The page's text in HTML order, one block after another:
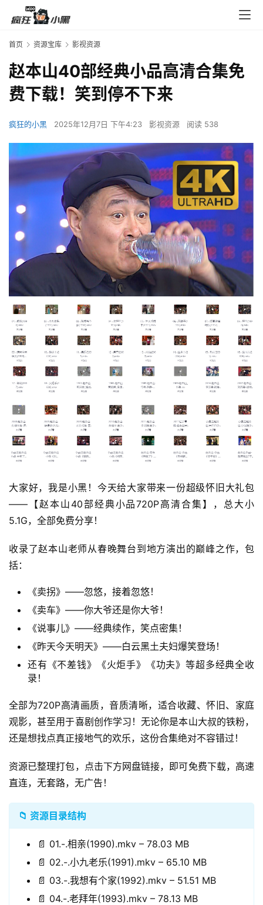
首页 资源宝库 影视资源
赵本山40部经典小品高清合集免
费下载！笑到停不下来
疯狂的小黑 2025年12月7日 下午4:23 影视资源 阅读 538
大家好，我是小黑！今天给大家带来一份超级怀旧大礼包
——【赵本山40部经典小品720P高清合集】，总大小
5.1G，全部免费分享！
收录了赵本山老师从春晚舞台到地方演出的巅峰之作，包
括：
《卖拐》——忽悠，接着忽悠！
《卖车》——你大爷还是你大爷！
《说事儿》——经典续作，笑点密集！
《昨天今天明天》——白云黑土夫妇爆笑登场！
还有《不差钱》《火炬手》《功夫》等超多经典全收
录！
全部为720P高清画质，音质清晰，适合收藏、怀旧、家庭
观影，甚至用于喜剧创作学习！无论你是本山大叔的铁粉，
还是想找点真正接地气的欢乐，这份合集绝对不容错过！
资源已整理打包，点击下方网盘链接，即可免费下载，高速
直连，无套路，无广告！
📁 资源目录结构
📄 01.-.相亲(1990).mkv – 78.03 MB
📄 02.-.小九老乐(1991).mkv – 65.10 MB
📄 03.-.我想有个家(1992).mkv – 51.51 MB
📄 04.-.老拜年(1993).mkv – 78.13 MB